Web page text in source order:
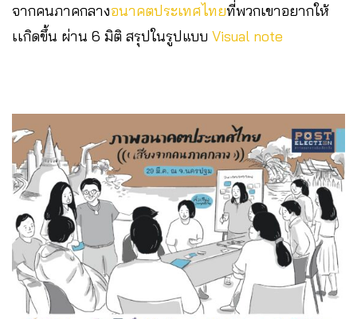
จากคนภาคกลางอนาคตประเทศไทยที่พวกเขาอยากให้
เเกิดขึ้น ผ่าน 6 มิติ สรุปในรูปแบบ Visual note